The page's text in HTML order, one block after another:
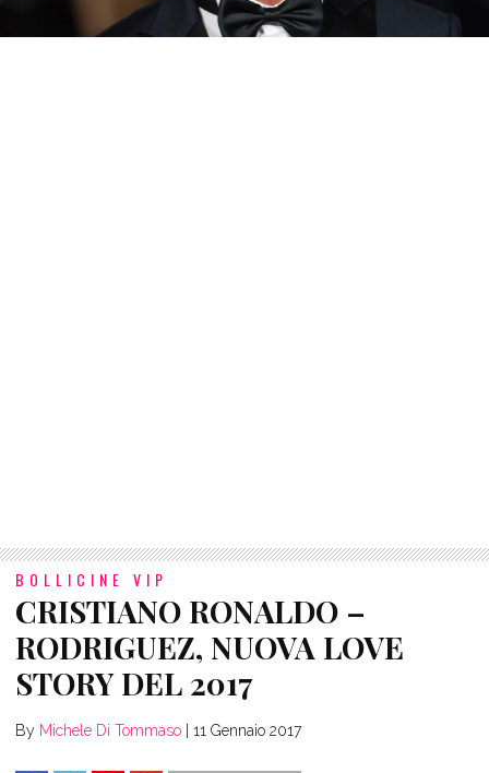
BOLLICINE VIP
CRISTIANO RONALDO –
RODRIGUEZ, NUOVA LOVE
STORY DEL 2017
By Michele Di Tommaso 11 Gennaio 2017